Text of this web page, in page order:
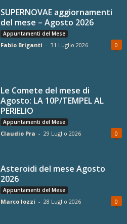
SUPERNOVAE aggiornamenti
del mese – Agosto 2026
Appuntamenti del Mese
Fabio Briganti - 31 Luglio 2026 0
Le Comete del mese di
Agosto: LA 10P/TEMPEL AL
PERIELIO
Appuntamenti del Mese
Claudio Pra - 29 Luglio 2026 0
Asteroidi del mese Agosto
2026
Appuntamenti del Mese
Marco Iozzi - 28 Luglio 2026 0